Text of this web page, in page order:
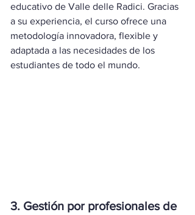
educativo de Valle delle Radici. Gracias
a su experiencia, el curso ofrece una
metodología innovadora, flexible y
adaptada a las necesidades de los
estudiantes de todo el mundo.
3. Gestión por profesionales de